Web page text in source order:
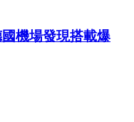
機場發現搭載爆